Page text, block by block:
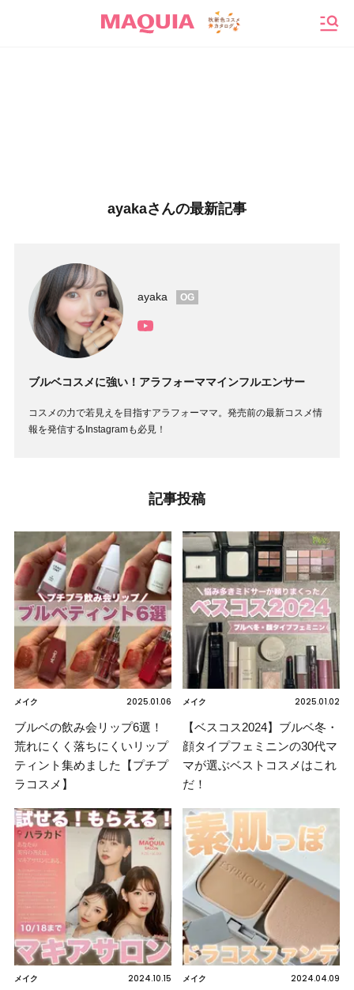
ayakaさんの最新記事
ayaka OG
ブルベコスメに強い！アラフォーママインフルエンサー
コスメの力で若見えを目指すアラフォーママ。発売前の最新コスメ情
報を発信するInstagramも必見！
記事投稿
メイク 2025.01.06
ブルベの飲み会リップ6選！
荒れにくく落ちにくいリップ
ティント集めました【プチプ
ラコスメ】
メイク 2025.01.02
【ベスコス2024】ブルベ冬・
顔タイプフェミニンの30代マ
マが選ぶベストコスメはこれ
だ！
メイク 2024.10.15 メイク 2024.04.09